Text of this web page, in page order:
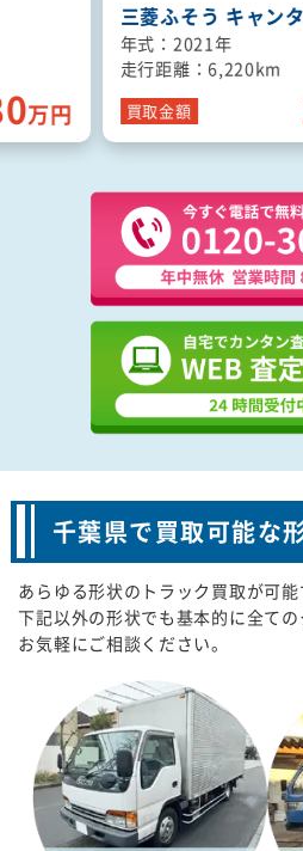
万円
ダイハツ ハイゼット
年式：2022年
走行距離：1,590km
買取金額
千葉県で買取可能な
あらゆる形状のトラック買取が可能
下記以外の形状でも基本的に全ての
お気軽にご相談ください。